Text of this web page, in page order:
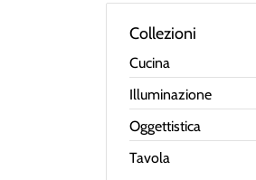
Collezioni
Cucina
Illuminazione
Oggettistica
Tavola